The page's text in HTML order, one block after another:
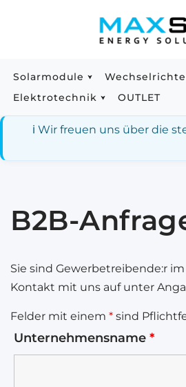
springen
Solarmodule
Elektrotechnik
OUTLET
ℹ️ Wir freuen uns über die
B2B-
Sie sind Gewerbetreibende:r
Kontakt mit uns auf unter
Felder mit einem * sind
Unternehmensname *